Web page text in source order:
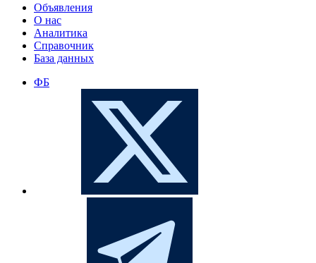
Объявления
О нас
Аналитика
Справочник
База данных
ФБ